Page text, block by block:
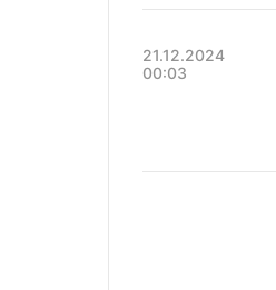
21.12.2024
00:03